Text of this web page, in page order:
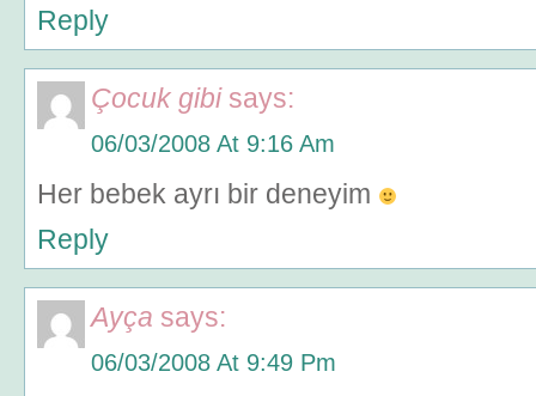
Reply
Çocuk gibi says:
06/03/2008 At 9:16 Am
Her bebek ayrı bir deneyim
Reply
Ayça says:
06/03/2008 At 9:49 Pm